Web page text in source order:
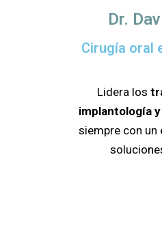
Dr.
Cirugía oral
Lidera los
implantología
siempre con un